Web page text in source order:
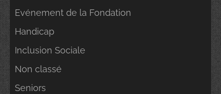
Evénement de la Fondation
Handicap
Inclusion Sociale
Non classé
Seniors